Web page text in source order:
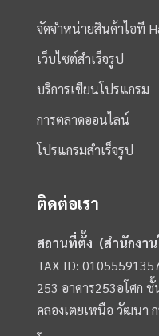
จัดจำหน่ายสินค้าไอที
เว็บไซต์สำเร็จรูป
บริการเขียนโปรแกรม
การตลาดออนไลน์
โปรแกรมสำเร็จรูป
ติดต่อเรา
สถานที่ตั้ง (สำนักงา
TAX ID:
253 อาคาร253อโศก
คลองเตยเหนือ วัฒนา